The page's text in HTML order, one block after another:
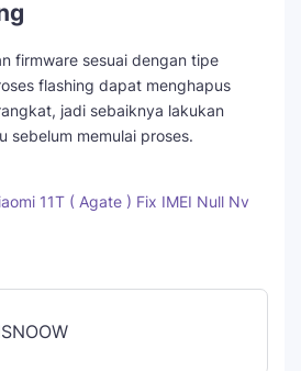
firmware sesuai dengan tipe
flashing dapat menghapus
jadi sebaiknya lakukan
sebelum memulai proses.
11T ( Agate ) Fix IMEI Null Nv